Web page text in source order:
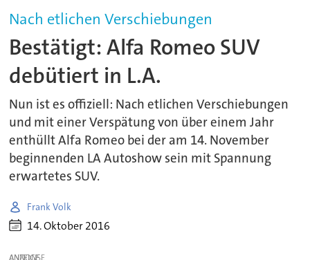
Nach etlichen Verschiebungen
Bestätigt: Alfa Romeo SUV
debütiert in L.A.
Nun ist es offiziell: Nach etlichen Verschiebungen
und mit einer Verspätung von über einem Jahr
enthüllt Alfa Romeo bei der am 14. November
beginnenden LA Autoshow sein mit Spannung
erwartetes SUV.
Frank Volk
14. Oktober 2016
ANZEIGE